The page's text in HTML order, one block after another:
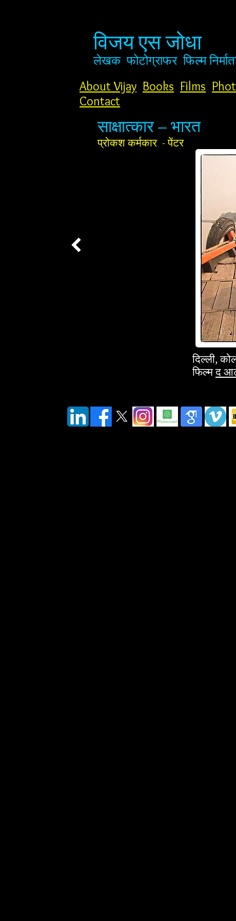
विजय एस जोधा
लेखक फोटोग्राफर फिल्म
About Vijay Books Films
Contact
साक्षात्कार – भारत
प्रोकश कर्मकार - पेंटर
दिल्ली,
फिल्मद